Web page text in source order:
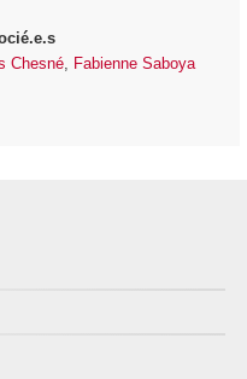
Chesné, Fabienne Saboya